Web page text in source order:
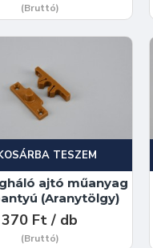
(Bruttó)
ajtó műanyag
(Aranytölgy)
370 Ft / db
(Bruttó)
TESZEM